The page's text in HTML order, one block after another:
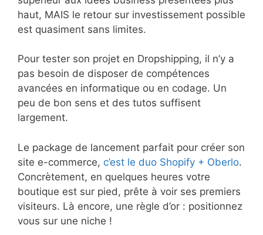
haut, MAIS le retour sur investissement possible
est quasiment sans limites.
Pour tester son projet en Dropshipping, il n’y a
pas besoin de disposer de compétences
avancées en informatique ou en codage. Un
peu de bon sens et des tutos suffisent
largement.
Le package de lancement parfait pour créer son
site e-commerce, c’est le duo Shopify + Oberlo.
Concrètement, en quelques heures votre
boutique est sur pied, prête à voir ses premiers
visiteurs. Là encore, une règle d’or : positionnez
vous sur une niche !